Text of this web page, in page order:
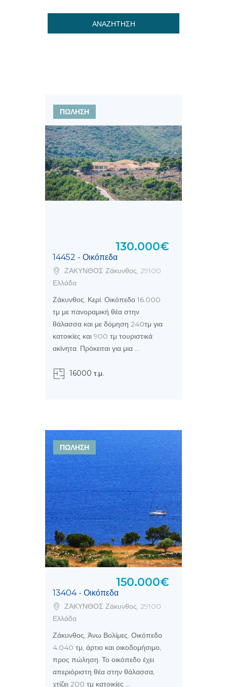
ΑΝΑΖΗΤΗΣΗ
ΠΩΛΗΣΗ
14452 - Οικόπεδα
130.000€
ΖΑΚΥΝΘΟΣ Ζάκυνθος, 29100
Ελλάδα
Ζάκυνθος. Κερί. Οικόπεδο 16.000
τμ με πανοραμική θέα στην
θάλασσα και με δόμηση 240τμ για
κατοικίες και 900 τμ τουριστικά
ακίνητα. Πρόκειται για μια ...
16000 τ.μ.
ΠΩΛΗΣΗ
13404 - Οικόπεδα
150.000€
ΖΑΚΥΝΘΟΣ Ζάκυνθος, 29100
Ελλάδα
Ζάκυνθος, Άνω Βολίμες. Οικόπεδο
4.040 τμ, άρτιο και οικοδομήσιμο,
προς πώληση. Το οικόπεδο έχει
απεριόριστη θέα στην θάλασσα,
χτίζει 200 τμ κατοικίες ...